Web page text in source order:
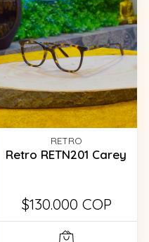
RETRO
Retro RETN201 Carey
$130.000 COP